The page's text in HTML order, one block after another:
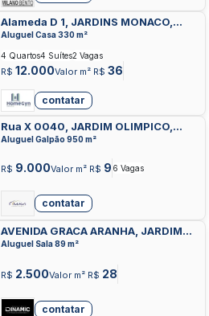
Alameda D 1, JARDINS MONACO,
APARECIDA DE GOIANIA
Aluguel Casa 330 m²
R$ 12.000Valor m² R$ 36
4 Quartos4 Suítes2 Vagas
contatar
Rua X 0040, JARDIM OLIMPICO,
APARECIDA DE GOIANIA
Aluguel Galpão 950 m²
R$ 9.000Valor m² R$ 9 6 Vagas
contatar
AVENIDA GRACA ARANHA, JARDIM
BURITI SERENO, APARECIDA DE
Aluguel Sala 89 m²
R$ 2.500Valor m² R$ 28
contatar